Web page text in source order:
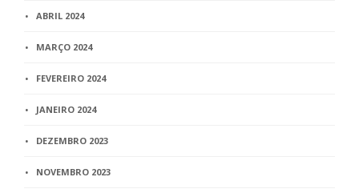
ABRIL 2024
MARÇO 2024
FEVEREIRO 2024
JANEIRO 2024
DEZEMBRO 2023
NOVEMBRO 2023